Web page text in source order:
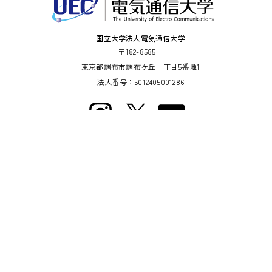
国立大学法人電気通信大学
〒182-8585
東京都調布市調布ケ丘一丁目5番地1
法人番号：5012405001286